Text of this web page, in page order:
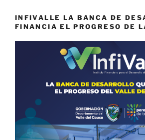
INFIVALLE LA BANCA DE
FINANCIA EL PROGRESO DE